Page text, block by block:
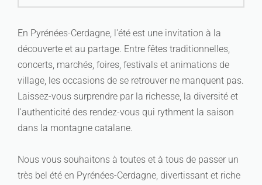
En Pyrénées-Cerdagne, l'été est une invitation à la
découverte et au partage. Entre fêtes traditionnelles,
concerts, marchés, foires, festivals et animations de
village, les occasions de se retrouver ne manquent pas.
Laissez-vous surprendre par la richesse, la diversité et
l'authenticité des rendez-vous qui rythment la saison
dans la montagne catalane.
Nous vous souhaitons à toutes et à tous de passer un
très bel été en Pyrénées-Cerdagne, divertissant et riche